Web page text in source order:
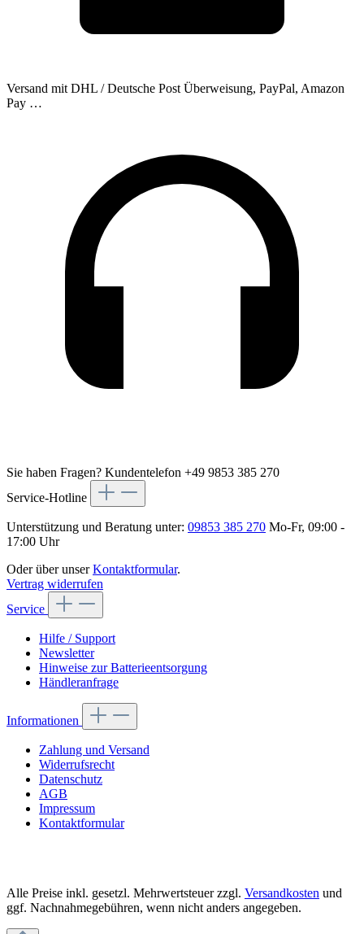
Versand mit DHL / Deutsche Post Überweisung, PayPal, Amazon
Pay …
Sie haben Fragen? Kundentelefon +49 9853 385 270
Service-Hotline
Unterstützung und Beratung unter: 09853 385 270 Mo-Fr, 09:00 -
17:00 Uhr
Oder über unserKontaktformular.
Vertrag widerrufen
Service
Hilfe / Support
Newsletter
Hinweise zur Batterieentsorgung
Händleranfrage
Informationen
Zahlung und Versand
Widerrufsrecht
Datenschutz
AGB
Impressum
Kontaktformular
Alle Preise inkl. gesetzl. Mehrwertsteuer zzgl. Versandkosten und
ggf. Nachnahmegebühren, wenn nicht anders angegeben.